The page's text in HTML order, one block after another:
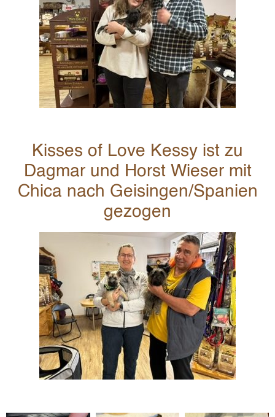
Kisses of Love Kessy ist zu
Dagmar und Horst Wieser mit
Chica nach Geisingen/Spanien
gezogen